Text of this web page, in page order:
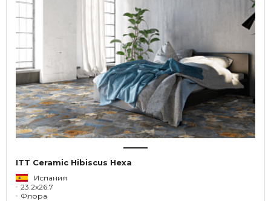
ITT Ceramic Hibiscus Hexa
Испания
23.2x26.7
Флора